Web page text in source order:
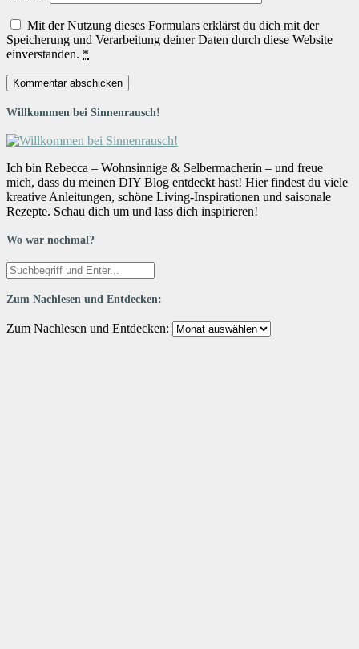
Mit der Nutzung dieses Formulars erklärst du dich mit der
Speicherung und Verarbeitung deiner Daten durch diese Website
einverstanden. *
Willkommen bei Sinnenrausch!
Ich bin Rebecca – Wohnsinnige & Selbermacherin – und freue
mich, dass du meinen DIY Blog entdeckt hast! Hier findest du viele
kreative Anleitungen, schöne Living-Inspirationen und saisonale
Rezepte. Schau dich um und lass dich inspirieren!
Wo war nochmal?
Zum Nachlesen und Entdecken:
Zum Nachlesen und Entdecken: